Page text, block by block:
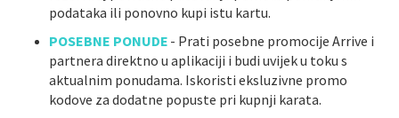
podataka ili ponovno kupi istu kartu.
POSEBNE PONUDE - Prati posebne promocije Arrive i
partnera direktno u aplikaciji i budi uvijek u toku s
aktualnim ponudama. Iskoristi eksluzivne promo
kodove za dodatne popuste pri kupnji karata.